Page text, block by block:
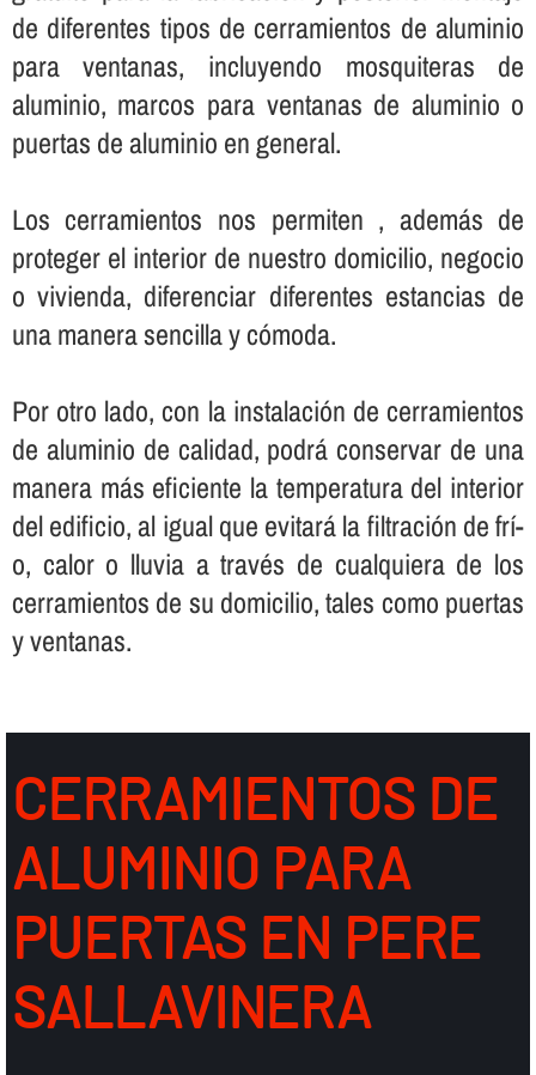
de diferentes tipos de cerramientos de aluminio
para ventanas, incluyendo mosquiteras de
aluminio, marcos para ventanas de aluminio o
puertas de aluminio en general.
Los cerramientos nos permiten , además de
proteger el interior de nuestro domicilio, negocio
o vivienda, diferenciar diferentes estancias de
una manera sencilla y cómoda.
Por otro lado, con la instalación de cerramientos
de aluminio de calidad, podrá conservar de una
manera más eficiente la temperatura del interior
del edificio, al igual que evitará la filtración de frí­
o, calor o lluvia a través de cualquiera de los
cerramientos de su domicilio, tales como puertas
y ventanas.
CERRAMIENTOS DE
ALUMINIO PARA
PUERTAS EN PERE
SALLAVINERA